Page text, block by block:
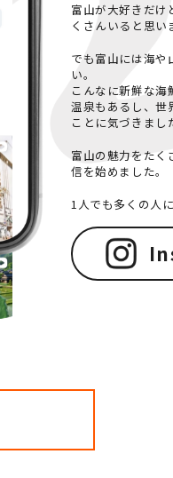
富山が大好きだけ
くさんいると思い
でも富山には海や
い。
こんなに新鮮な
温泉もあるし、世
ことに気づきまし
富山の魅力をたく
信を始めました。
1人でも多くの人